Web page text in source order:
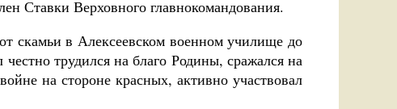
Ставки Верховного главнокомандования.
скамьи в Алексеевском военном училище до
трудился на благо Родины, сражался на
на стороне красных, активно участвовал